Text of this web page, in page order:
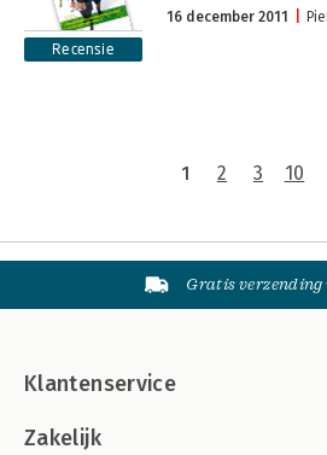
Recensie
16 december 2011
1 2 3 10
Gratis
Klantenservice
Zakelijk